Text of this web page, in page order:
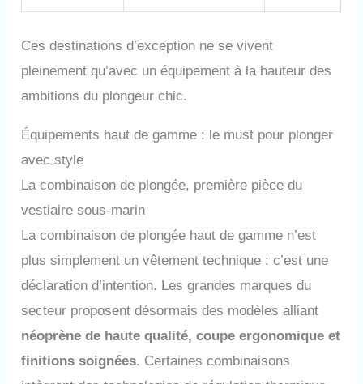
Ces destinations d’exception ne se vivent
pleinement qu’avec un équipement à la hauteur des
ambitions du plongeur chic.
Équipements haut de gamme : le must pour plonger
avec style
La combinaison de plongée, première pièce du
vestiaire sous-marin
La combinaison de plongée haut de gamme n’est
plus simplement un vêtement technique : c’est une
déclaration d’intention. Les grandes marques du
secteur proposent désormais des modèles alliant
néoprène de haute qualité, coupe ergonomique et
finitions soignées. Certaines combinaisons